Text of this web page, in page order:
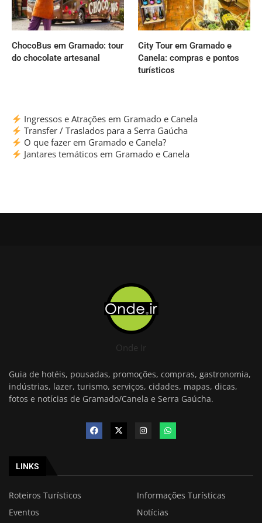
ChocoBus em Gramado: tour
do chocolate artesanal
City Tour em Gramado e
Canela: compras e pontos
turísticos
Ingressos e Atrações em Gramado e Canela
Transfer / Traslados para a Serra Gaúcha
O que fazer em Gramado e Canela?
Jantares temáticos em Gramado e Canela
Onde Ir
Guia de hotéis, pousadas, promoções, compras, gastronomia,
indústrias, lazer, turismo, serviços, cidades, mapas, dicas,
fotos e notícias de Gramado/Canela e Serra Gaúcha.
LINKS
Roteiros Turísticos
Informações Turísticas
Eventos
Notícias